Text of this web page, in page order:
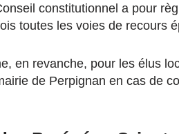
constitutionnel a pour
toutes les voies de recours
en revanche, pour les élus
de Perpignan en cas de